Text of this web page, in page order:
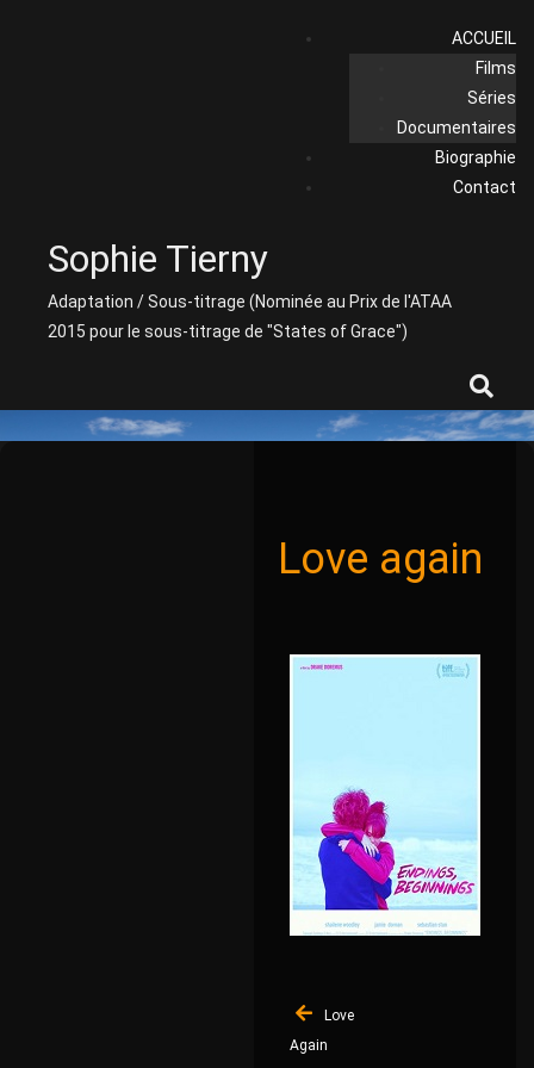
ACCUEIL
Films
Séries
Documentaires
Biographie
Contact
Sophie Tierny
Adaptation / Sous-titrage (Nominée au Prix de l'ATAA
2015 pour le sous-titrage de "States of Grace")
Love again
deLove
Again